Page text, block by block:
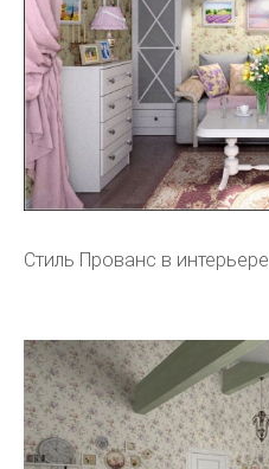
Стиль Прованс в интерьере